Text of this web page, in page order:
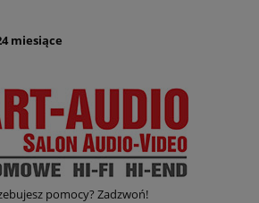
miesiące
pomocy? Zadzwoń!